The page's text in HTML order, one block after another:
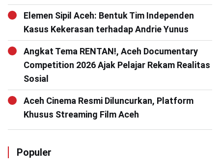
Elemen Sipil Aceh: Bentuk Tim Independen
Kasus Kekerasan terhadap Andrie Yunus
Angkat Tema RENTAN!, Aceh Documentary
Competition 2026 Ajak Pelajar Rekam Realitas
Sosial
Aceh Cinema Resmi Diluncurkan, Platform
Khusus Streaming Film Aceh
Populer